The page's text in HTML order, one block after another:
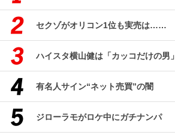
セクゾがオリコン1位も実売は……
ハイスタ横山健は「カッコだけの男」
有名人サイン“ネット売買”の闇
ジローラモがロケ中にガチナンパ